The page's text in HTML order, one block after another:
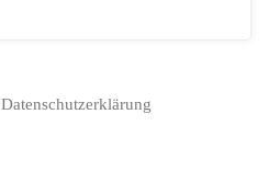
Datenschutzerklärung